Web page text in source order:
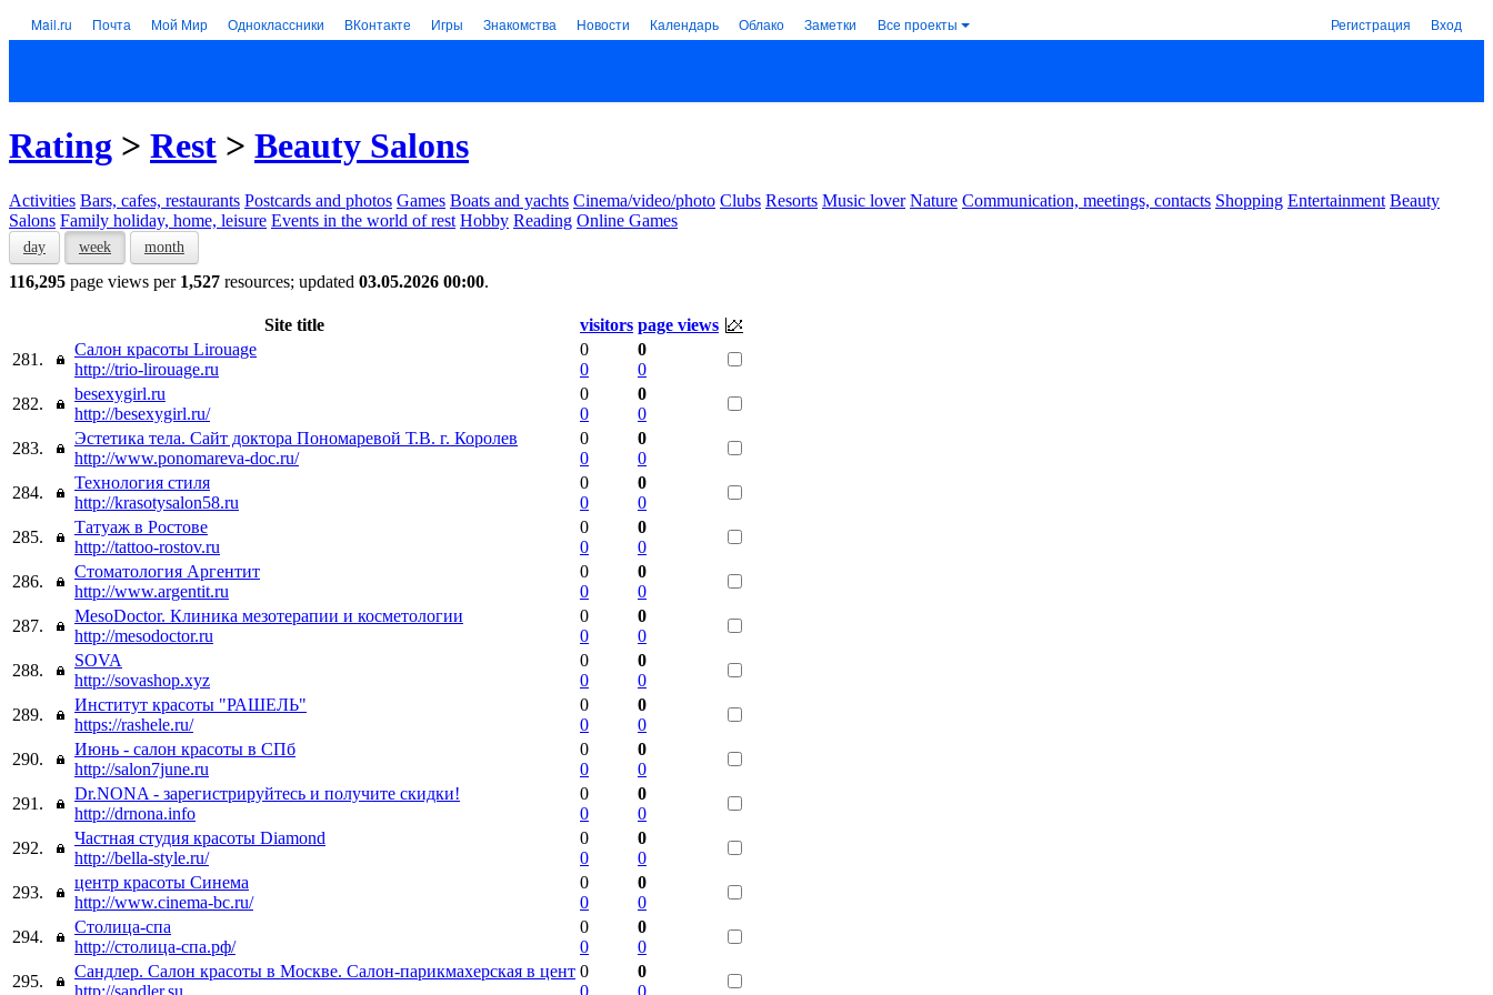
Mail.ru Почта Мой Мир Одноклассники ВКонтакте Игры Знакомства Новости Календарь Облако Заметки Все проекты Регистрация Вход
Rating > Rest > Beauty Salons
Activities Bars, cafes, restaurants Postcards and photos Games Boats and yachts Cinema/video/photo Clubs Resorts Music lover Nature Communication, meetings, contacts Shopping Entertainment Beauty
Salons Family holiday, home, leisure Events in the world of rest Hobby Reading Online Games
day week month
116,295 page views per 1,527 resources; updated 03.05.2026 00:00.
Site title visitors page views
281.
Салон красоты Lirouage
http://trio-lirouage.ru
0
0
0
0
282.
besexygirl.ru
http://besexygirl.ru/
0
0
0
0
283.
Эстетика тела. Сайт доктора Пономаревой Т.В. г. Королев
http://www.ponomareva-doc.ru/
0
0
0
0
284.
Технология стиля
http://krasotysalon58.ru
0
0
0
0
285.
Татуаж в Ростове
http://tattoo-rostov.ru
0
0
0
0
286.
Стоматология Аргентит
http://www.argentit.ru
0
0
0
0
287.
MesoDoctor. Клиника мезотерапии и косметологии
http://mesodoctor.ru
0
0
0
0
288.
SOVA
http://sovashop.xyz
0
0
0
0
289.
Институт красоты "РАШЕЛЬ"
https://rashele.ru/
0
0
0
0
290.
Июнь - салон красоты в СПб
http://salon7june.ru
0
0
0
0
291.
Dr.NONA - зарегистрируйтесь и получите скидки!
http://drnona.info
0
0
0
0
292.
Частная студия красоты Diamond
http://bella-style.ru/
0
0
0
0
293.
центр красоты Синема
http://www.cinema-bc.ru/
0
0
0
0
294.
Столица-спа
http://столица-спа.рф/
0
0
0
0
295.
Сандлер. Салон красоты в Москве. Салон-парикмахерская в цент
http://sandler.su
0
0
0
0